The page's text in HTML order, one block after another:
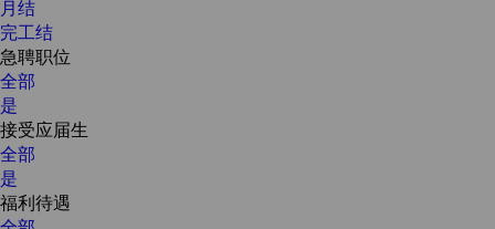
月结
完工结
急聘职位
全部
是
接受应届生
全部
是
福利待遇